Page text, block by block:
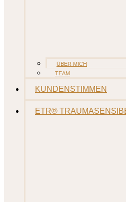
ÜBER MICH
TEAM
KUNDENSTIMMEN
ETR®